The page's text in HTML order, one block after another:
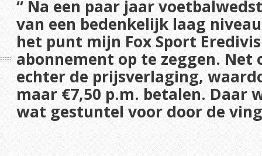
“ Na een paar jaar
van een bedenkelijk laag
het punt mijn Fox Sport
abonnement op te zeggen. Net
echter de prijsverlaging,
maar €7,50 p.m. betalen. Daar
wat gestuntel voor door de